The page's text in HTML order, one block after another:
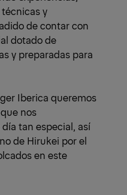
y
de contar con
dotado de
y preparadas para
Iberica queremos
nos
tan especial, así
de Hirukei por el
en este